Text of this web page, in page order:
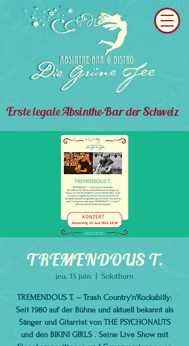
Erste legale Absinthe-Bar der Schweiz
TREMENDOUS T.
jeu. 15 juin Solothurn
TREMENDOUS T. -- Trash Country'n'Rockabilly:
Seit 1980 auf der Bühne und aktuell bekannt als
Sänger und Gitarrist von THE PSYCHONAUTS
und den BIKINI GIRLS . Seine Live Show mit